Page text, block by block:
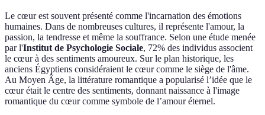
Le cœur est souvent présenté comme l'incarnation des émotions
humaines. Dans de nombreuses cultures, il représente l'amour, la
passion, la tendresse et même la souffrance. Selon une étude menée
par l'Institut de Psychologie Sociale, 72% des individus associent
le cœur à des sentiments amoureux. Sur le plan historique, les
anciens Égyptiens considéraient le cœur comme le siège de l'âme.
Au Moyen Âge, la littérature romantique a popularisé l’idée que le
cœur était le centre des sentiments, donnant naissance à l'image
romantique du cœur comme symbole de l’amour éternel.